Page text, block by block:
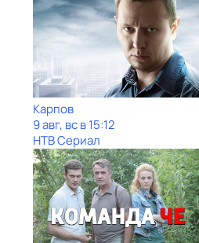
Карпов
9 авг, вс в 15:12
НТВ Сериал